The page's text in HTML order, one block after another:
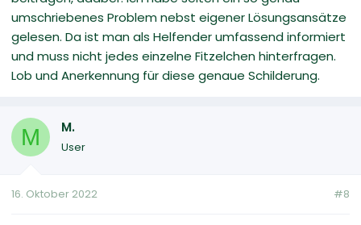
umschriebenes Problem nebst eigener Lösungsansätze
gelesen. Da ist man als Helfender umfassend informiert
und muss nicht jedes einzelne Fitzelchen hinterfragen.
Lob und Anerkennung für diese genaue Schilderung.
M M.
User
16. Oktober 2022 #8